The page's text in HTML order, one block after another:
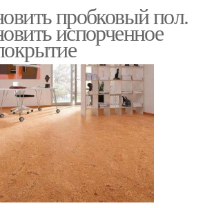
пробковый пол.
испорченное